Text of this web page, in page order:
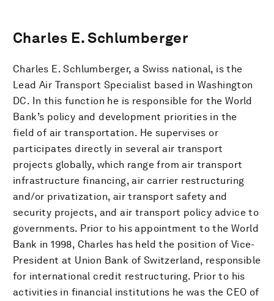
Charles E. Schlumberger
Charles E. Schlumberger, a Swiss national, is the
Lead Air Transport Specialist based in Washington
DC. In this function he is responsible for the World
Bank’s policy and development priorities in the
field of air transportation. He supervises or
participates directly in several air transport
projects globally, which range from air transport
infrastructure financing, air carrier restructuring
and/or privatization, air transport safety and
security projects, and air transport policy advice to
governments. Prior to his appointment to the World
Bank in 1998, Charles has held the position of Vice-
President at Union Bank of Switzerland, responsible
for international credit restructuring. Prior to his
activities in financial institutions he was the CEO of